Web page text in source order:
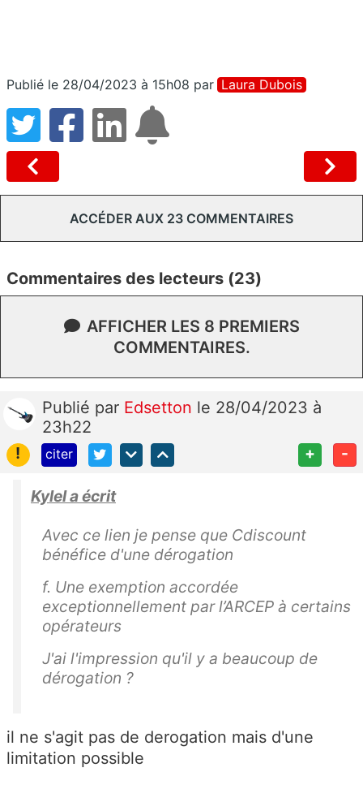
Publié le 28/04/2023 à 15h08 par Laura Dubois
ACCÉDER AUX 23 COMMENTAIRES
Commentaires des lecteurs (23)
AFFICHER LES 8 PREMIERS
COMMENTAIRES.
Publié par Edsetton le 28/04/2023 à
23h22
!
citer + -
Kylel a écrit
Avec ce lien je pense que Cdiscount
bénéfice d'une dérogation
f. Une exemption accordée
exceptionnellement par l’ARCEP à certains
opérateurs
J'ai l'impression qu'il y a beaucoup de
dérogation ?
il ne s'agit pas de derogation mais d'une
limitation possible